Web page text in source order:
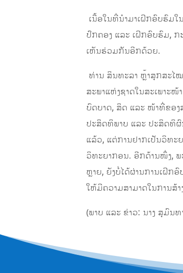
ເນື້ອໃນທີ່ນໍາມາເຝິກອົບຮົມ
ປົກຄອງ ແລະ ເຝິກອົບຮົມ, ກ
ເຫັນຮ່ວມກັນອີກດ້ວຍ.
ທ່ານ ສິນທະລາ ຫຼ້າສຸກສະໄ
ສະພາແຫ່ງຊາດໃນສະເພາະ
ບົດບາດ, ສິດ ແລະ ໜ້າທີ່ຂອງ
ປະສິດທິພາບ ແລະ ປະສິດທິຜົ
ແລ້ວ, ແຕ່ການຢາກເປັນວິທ
ວິທະຍາກອນ. ອີກດ້ານໜຶ່ງ,
ຫຼາຍ, ຍັງບໍ່ໄດ້ຜ່ານການເຝິກ
ໃຫ້ມີຄວາມສາມາດໃນການສ້
​(ພາບ ແລະ ຂ່າວ: ນາງ ສຸມົນທ